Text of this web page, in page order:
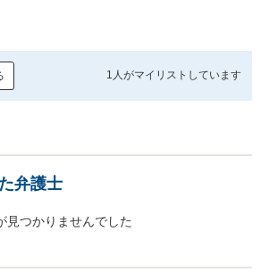
1人がマイリストしています
弁護士
見つかりませんでした